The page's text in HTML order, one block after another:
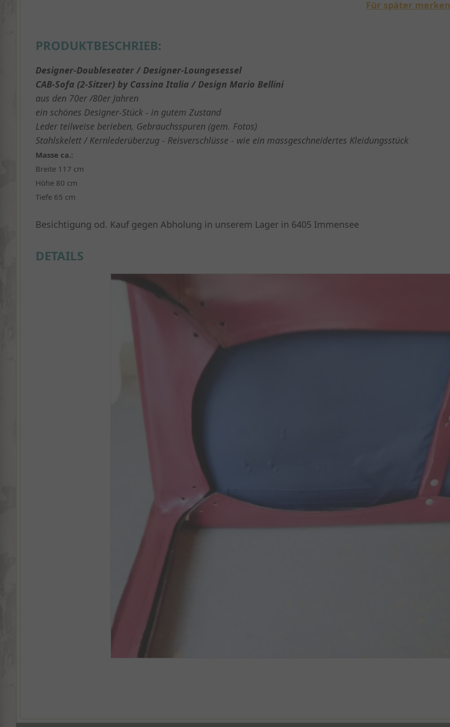
Für später merken
PRODUKTBESCHRIEB:
Designer-Doubleseater / Designer-Loungesessel
CAB-Sofa (2-Sitzer) by Cassina Italia / Design Mario Bellini
aus den 70er /80er Jahren
ein schönes Designer-Stück - in gutem Zustand
Leder teilweise berieben, Gebrauchsspuren (gem. Fotos)
Stahlskelett /Kernlederüberzug - Reisverschlüsse - wie ein massgeschneidertes Kleidungsstück
Masse ca.:
Breite 117 cm
Höhe 80 cm
Tiefe 65 cm
Besichtigung od. Kauf gegen Abholung in unserem Lager in 6405 Immensee
DETAILS